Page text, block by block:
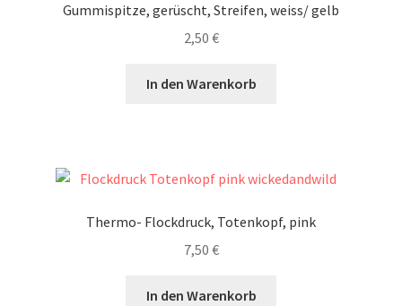
Gummispitze, gerüscht, Streifen, weiss/ gelb
2,50 €
In den Warenkorb
Thermo- Flockdruck, Totenkopf, pink
7,50 €
In den Warenkorb